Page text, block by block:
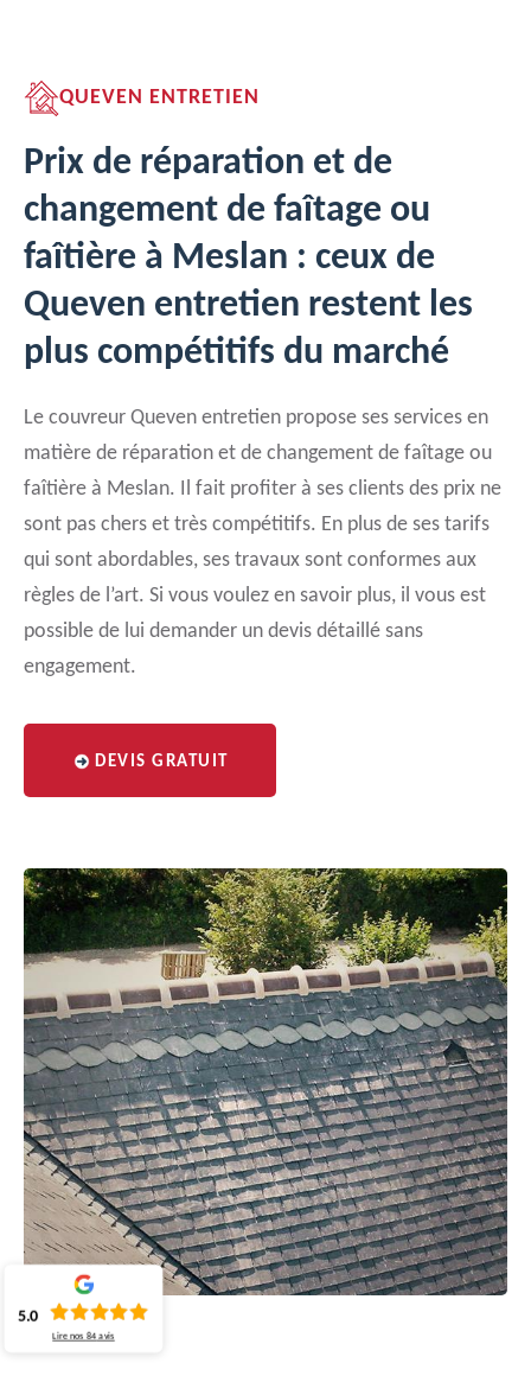
QUEVEN ENTRETIEN
Prix de réparation et de
changement de faîtage ou
faîtière à Meslan : ceux de
Queven entretien restent les
plus compétitifs du marché
Le couvreur Queven entretien propose ses services en
matière de réparation et de changement de faîtage ou
faîtière à Meslan. Il fait profiter à ses clients des prix ne
sont pas chers et très compétitifs. En plus de ses tarifs
qui sont abordables, ses travaux sont conformes aux
règles de l’art. Si vous voulez en savoir plus, il vous est
possible de lui demander un devis détaillé sans
engagement.
DEVIS GRATUIT
5.0
Lire nos84 avis